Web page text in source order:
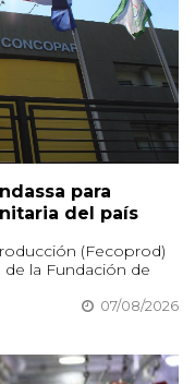
para
del país
(Fecoprod)
la Fundación de
07/08/2026